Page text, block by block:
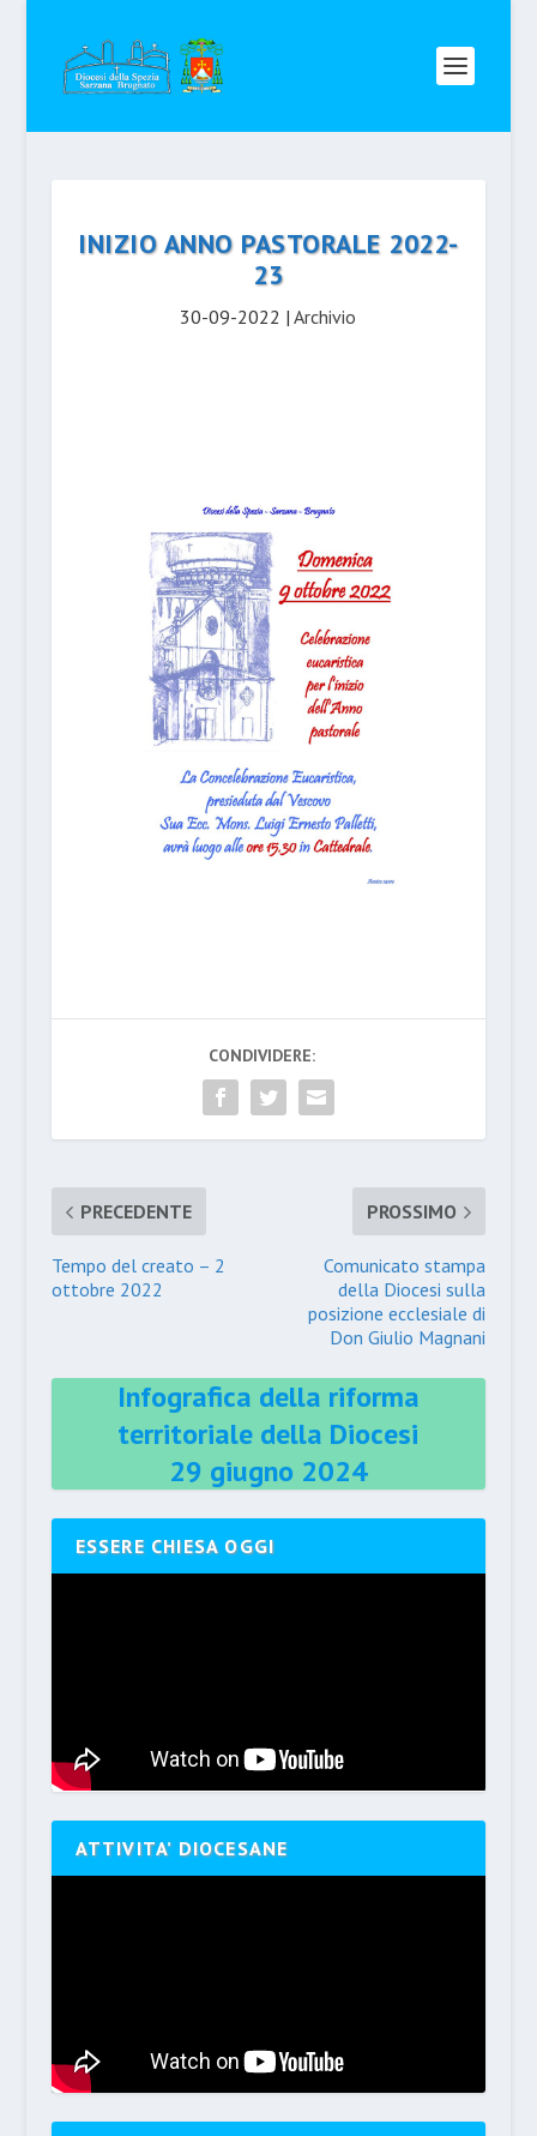
INIZIO ANNO PASTORALE 2022-
23
30-09-2022 |Archivio
CONDIVIDERE:
PRECEDENTE
Tempo del creato – 2
ottobre 2022
PROSSIMO
Comunicato stampa
della Diocesi sulla
posizione ecclesiale di
Don Giulio Magnani
Infografica della riforma
territoriale della Diocesi
29 giugno 2024
ESSERE CHIESA OGGI
ATTIVITA’ DIOCESANE